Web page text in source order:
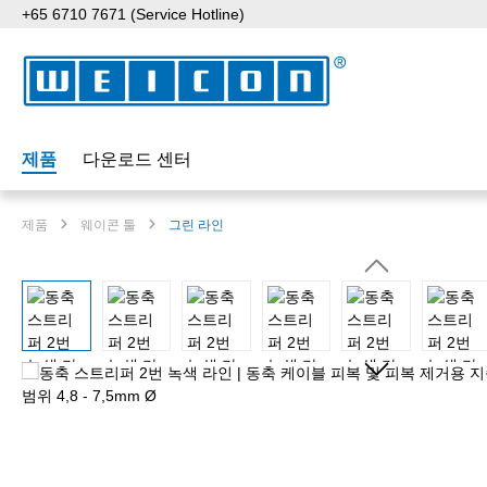
to main content
Skip to search
Skip to main navigation
+65 6710 7671 (Service Hotline)
제품 다운로드 센터
제품 웨이콘 툴 그린 라인
Skip image gallery